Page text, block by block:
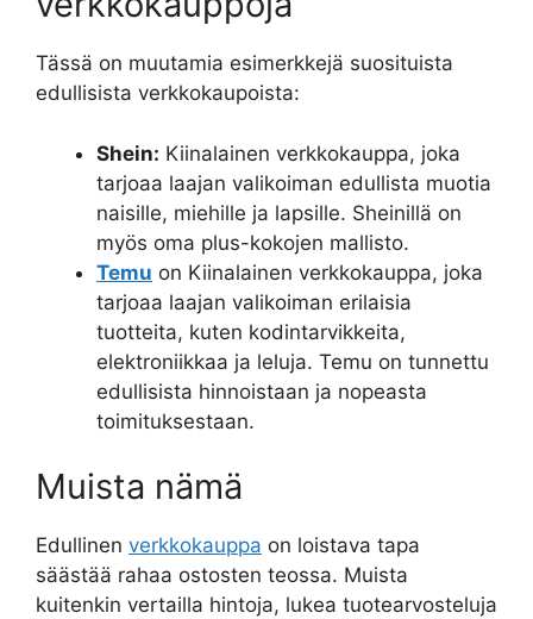
Tässä on muutamia esimerkkejä suosituista
edullisista verkkokaupoista:
Shein: Kiinalainen verkkokauppa, joka
tarjoaa laajan valikoiman edullista muotia
naisille, miehille ja lapsille. Sheinillä on
myös oma plus-kokojen mallisto.
Temu on Kiinalainen verkkokauppa, joka
tarjoaa laajan valikoiman erilaisia
tuotteita, kuten kodintarvikkeita,
elektroniikkaa ja leluja. Temu on tunnettu
edullisista hinnoistaan ja nopeasta
toimituksestaan.
Muista nämä
Edullinen verkkokauppa on loistava tapa
säästää rahaa ostosten teossa. Muista
kuitenkin vertailla hintoja, lukea tuotearvosteluja